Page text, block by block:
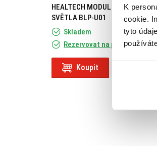
K
cookie.
tyto
HEALTECH MODUL BRZDOVÉHO
SVĚTLA BLP-U01
Skladem
Rezervovat na prodejně
Koupit